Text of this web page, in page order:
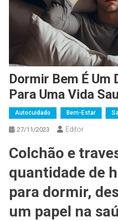
Dormir Bem É Um
Para Uma Vida
Autocuidado Bem-Estar
27/11/2023 Editor
Colchão e
quantidade de
para dormir,
um papel na